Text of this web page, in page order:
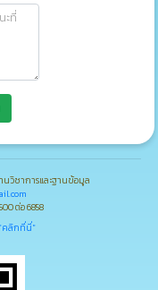
วิชาการและฐานข้อมูล
ต่อ 6858
"คลิกที่นี่"